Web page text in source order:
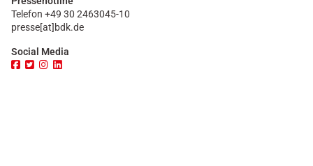
Telefon +49 30 2463045-10
presse[at]bdk.de
Social Media